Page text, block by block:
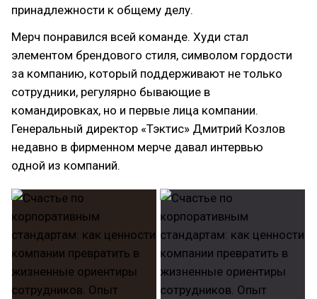
принадлежности к общему делу.
Мерч понравился всей команде. Худи стал
элементом брендового стиля, символом гордости
за компанию, который поддерживают не только
сотрудники, регулярно бывающие в
командировках, но и первые лица компании.
Генеральный директор «Тэктис» Дмитрий Козлов
недавно в фирменном мерче давал интервью
одной из компаний.